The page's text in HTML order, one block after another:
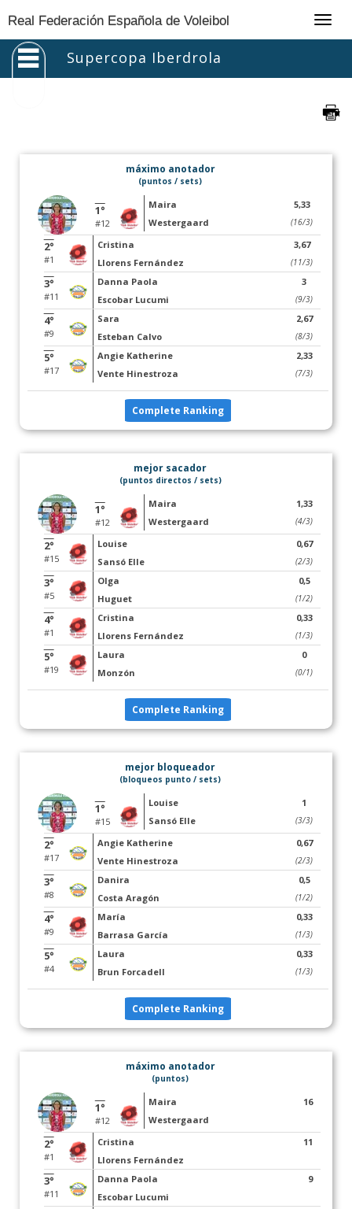
Real Federación Española de Voleibol
Supercopa Iberdrola
máximo anotador
(puntos / sets)
1°
#12
Maira
Westergaard
5,33
(16/3)
2°
#1
Cristina
Llorens Fernández
3,67
(11/3)
3°
#11
Danna Paola
Escobar Lucumi
3
(9/3)
4°
#9
Sara
Esteban Calvo
2,67
(8/3)
5°
#17
Angie Katherine
Vente Hinestroza
2,33
(7/3)
Complete Ranking
mejor sacador
(puntos directos / sets)
1°
#12
Maira
Westergaard
1,33
(4/3)
2°
#15
Louise
Sansó Elle
0,67
(2/3)
3°
#5
Olga
Huguet
0,5
(1/2)
4°
#1
Cristina
Llorens Fernández
0,33
(1/3)
5°
#19
Laura
Monzón
0
(0/1)
Complete Ranking
mejor bloqueador
(bloqueos punto / sets)
1°
#15
Louise
Sansó Elle
1
(3/3)
2°
#17
Angie Katherine
Vente Hinestroza
0,67
(2/3)
3°
#8
Danira
Costa Aragón
0,5
(1/2)
4°
#9
María
Barrasa García
0,33
(1/3)
5°
#4
Laura
Brun Forcadell
0,33
(1/3)
Complete Ranking
máximo anotador
(puntos)
1°
#12
Maira
Westergaard
16
2°
#1
Cristina
Llorens Fernández
11
3°
#11
Danna Paola
Escobar Lucumi
9